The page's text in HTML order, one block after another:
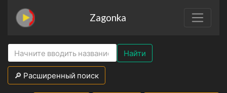
Zagonka
Найти
🔎 Расширенный поиск